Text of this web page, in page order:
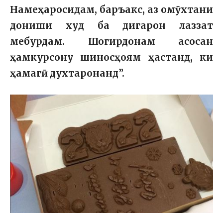
Намеҳаросидам, баръакс, аз омӯхтани
дониши худ ба дигарон лаззат
мебурдам. Шогирдонам асосан
ҳамкурсону шиносҳоям ҳастанд, ки
ҳамагӣ духтаронанд”.